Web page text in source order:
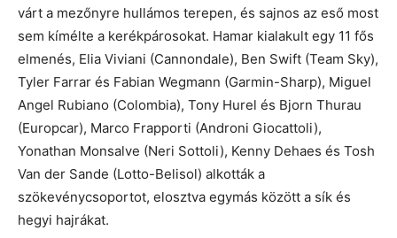
várt a mezőnyre hullámos terepen, és sajnos az eső most
sem kímélte a kerékpárosokat. Hamar kialakult egy 11 fős
elmenés, Elia Viviani (Cannondale), Ben Swift (Team Sky),
Tyler Farrar és Fabian Wegmann (Garmin-Sharp), Miguel
Angel Rubiano (Colombia), Tony Hurel és Bjorn Thurau
(Europcar), Marco Frapporti (Androni Giocattoli),
Yonathan Monsalve (Neri Sottoli), Kenny Dehaes és Tosh
Van der Sande (Lotto-Belisol) alkották a
szökevénycsoportot, elosztva egymás között a sík és
hegyi hajrákat.